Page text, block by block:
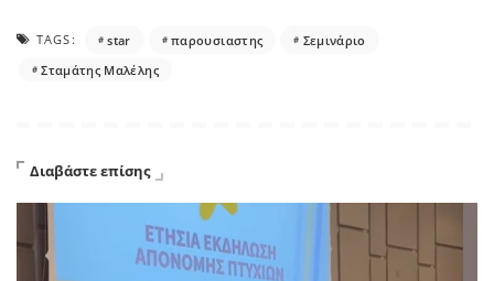
TAGS: star παρουσιαστης
Σεμινάριο
Σταμάτης Μαλέλης
Διαβάστε επίσης